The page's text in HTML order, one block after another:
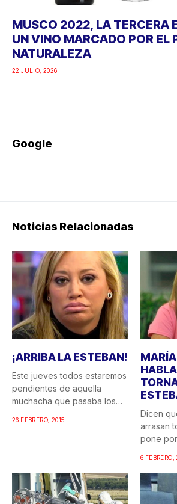
MUSCO 2022, LA TERCERA
UN VINO MARCADO POR EL
NATURALEZA
22 JULIO, 2026
Google
Noticias Relacionadas
¡ARRIBA LA ESTEBAN!
Este jueves todos estaremos
pendientes de aquella
muchacha que pasaba los
26 FEBRERO, 2015
Dicen
arrasan
pone
6 FEBRERO,